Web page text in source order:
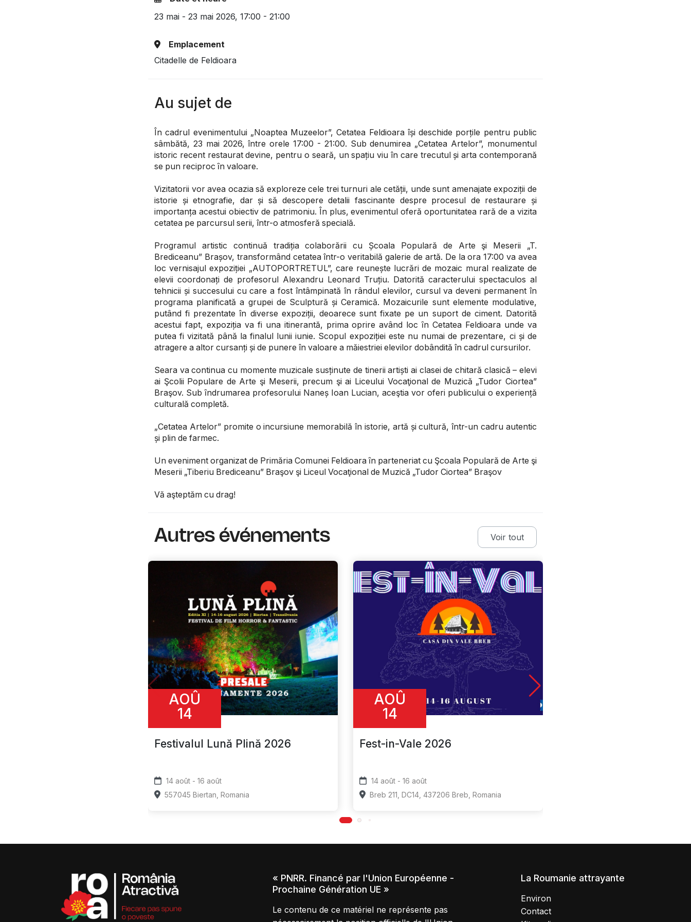
23 mai - 23 mai 2026, 17:00 - 21:00
Emplacement
Citadelle de Feldioara
Au sujet de
În cadrul evenimentului „Noaptea Muzeelor”, Cetatea Feldioara își deschide porțile pentru public
sâmbătă, 23 mai 2026, între orele 17:00 - 21:00. Sub denumirea „Cetatea Artelor”, monumentul
istoric recent restaurat devine, pentru o seară, un spațiu viu în care trecutul și arta contemporană
se pun reciproc ȋn valoare.
Vizitatorii vor avea ocazia să exploreze cele trei turnuri ale cetății, unde sunt amenajate expoziții de
istorie și etnografie, dar și să descopere detalii fascinante despre procesul de restaurare și
importanța acestui obiectiv de patrimoniu. În plus, evenimentul oferă oportunitatea rară de a vizita
cetatea pe parcursul serii, într-o atmosferă specială.
Programul artistic continuă tradiția colaborării cu Școala Populară de Arte şi Meserii „T.
Brediceanu” Brașov, transformând cetatea într-o veritabilă galerie de artă. De la ora 17:00 va avea
loc vernisajul expoziției „AUTOPORTRETUL”, care reunește lucrări de mozaic mural realizate de
elevii coordonați de profesorul Alexandru Leonard Truțiu. Datorită caracterului spectaculos al
tehnicii și succesului cu care a fost întâmpinată în rândul elevilor, cursul va deveni permanent în
programa planificată a grupei de Sculptură și Ceramică. Mozaicurile sunt elemente modulative,
putând fi prezentate în diverse expoziții, deoarece sunt fixate pe un suport de ciment. Datorită
acestui fapt, expoziția va fi una itinerantă, prima oprire având loc ȋn Cetatea Feldioara unde va
putea fi vizitată până la finalul lunii iunie. Scopul expoziției este nu numai de prezentare, ci și de
atragere a altor cursanți și de punere în valoare a măiestriei elevilor dobândită în cadrul cursurilor.
Seara va continua cu momente muzicale susținute de tinerii artiști ai clasei de chitară clasică – elevi
ai Şcolii Populare de Arte şi Meserii, precum şi ai Liceului Vocaţional de Muzică „Tudor Ciortea”
Braşov. Sub ȋndrumarea profesorului Naneș Ioan Lucian, aceştia vor oferi publicului o experiență
culturală completă.
„Cetatea Artelor” promite o incursiune memorabilă în istorie, artă și cultură, într-un cadru autentic
și plin de farmec.
Un eveniment organizat de Primăria Comunei Feldioara ȋn parteneriat cu Şcoala Populară de Arte şi
Meserii „Tiberiu Brediceanu” Braşov şi Liceul Vocaţional de Muzică „Tudor Ciortea” Braşov
Vă aşteptăm cu drag!
Autres événements Voir tout
AOÛ
14
Festivalul Lună Plină 2026
14 août - 16 août
557045 Biertan, Romania
AOÛ
14
Fest-in-Vale 2026
14 août - 16 août
Breb 211, DC14, 437206 Breb, Romania
« PNRR. Financé par l'Union Européenne -
Prochaine Génération UE »
Le contenu de ce matériel ne représente pas
La Roumanie attrayante
Environ
Contact